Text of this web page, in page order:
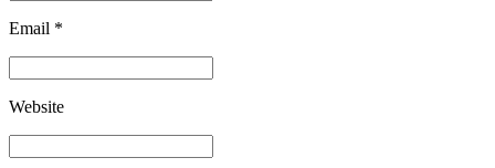
Email *
Website